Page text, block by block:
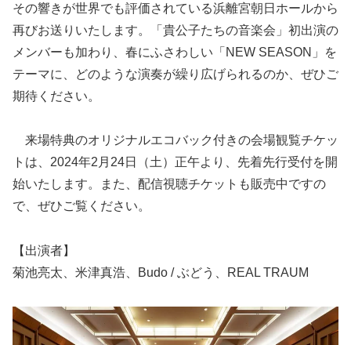
その響きが世界でも評価されている浜離宮朝日ホールから
再びお送りいたします。「貴公子たちの音楽会」初出演の
メンバーも加わり、春にふさわしい「NEW SEASON」を
テーマに、どのような演奏が繰り広げられるのか、ぜひご
期待ください。
来場特典のオリジナルエコバック付きの会場観覧チケッ
トは、2024年2月24日（土）正午より、先着先行受付を開
始いたします。また、配信視聴チケットも販売中ですの
で、ぜひご覧ください。
【出演者】
菊池亮太、米津真浩、Budo / ぶどう、REAL TRAUM